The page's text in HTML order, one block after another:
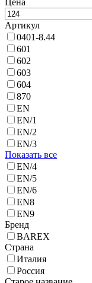
Артикул
0401-8.44
601
602
603
604
870
EN
EN/1
EN/2
EN/3
Показать все
EN/4
EN/5
EN/6
EN8
EN9
Бренд
BAREX
Страна
Италия
Россия